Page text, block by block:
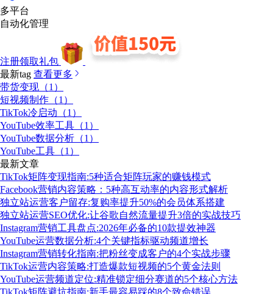
多平台
自动化管理
注册领取礼包
最新tag 查看更多
带货变现（1）
短视频制作（1）
TikTok冷启动（1）
YouTube效率工具（1）
YouTube数据分析（1）
YouTube工具（1）
最新文章
TikTok矩阵变现指南:5种适合矩阵玩家的赚钱模式
Facebook营销内容策略：5种高互动率的内容形式解析
独立站运营客户留存:复购率提升50%的会员体系搭建
独立站运营SEO优化:让谷歌自然流量提升3倍的实战技巧
Instagram营销工具盘点:2026年必备的10款提效神器
YouTube运营数据分析:4个关键指标驱动频道增长
Instagram营销转化指南:把粉丝变成客户的4个实战步骤
TikTok运营内容策略:打造爆款短视频的5个黄金法则
YouTube运营频道定位:精准锁定细分赛道的5个核心方法
TikTok矩阵避坑指南:新手最容易踩的8个致命错误